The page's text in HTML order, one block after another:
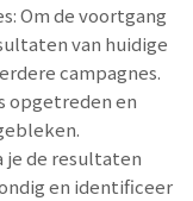
Om de voortgang
van huidige
campagnes.
opgetreden en
je de resultaten
en identificeer